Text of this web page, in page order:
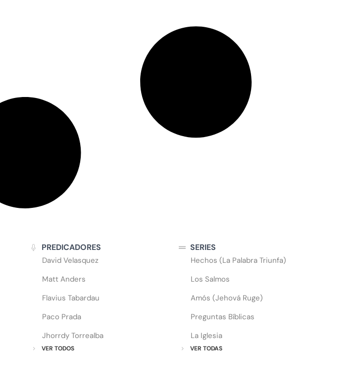
PREDICADORES
David Velasquez
Matt Anders
Flavius Tabardau
Paco Prada
Jhorrdy Torrealba
VER TODOS
SERIES
Hechos (La Palabra Triunfa)
Los Salmos
Amós (Jehová Ruge)
Preguntas Bíblicas
La Iglesia
VER TODAS